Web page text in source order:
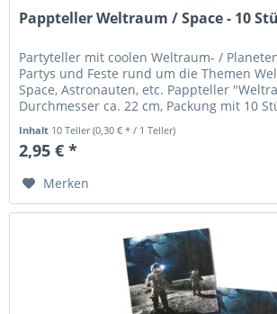
Pappteller Weltraum / Space - 10
Partyteller mit coolen Weltraum- /
Partys und Feste rund um die Themen
Space, Astronauten, etc. Pappteller
Durchmesser ca. 22 cm, Packung mit 10
Inhalt 10 Teller(0,30 € * / 1 Teller)
2,95 € *
Merken